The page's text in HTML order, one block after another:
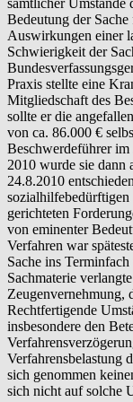
Bedeutung der
Auswirkungen einer
Schwierigkeit der
Praxis stellte eine
Mitgliedschaft des
sollte er die
von ca. 86.000 €
Beschwerdeführer
2010 wurde sie dann
24.8.2010
sozialhilfebedürftigen
gerichteten
von eminenter
Verfahren war
Sache ins
Sachmaterie
Zeugenvernehmung,
Rechtfertigende
insbesondere den
Verfahrensbelastung
sich genommen
sich nicht auf solche